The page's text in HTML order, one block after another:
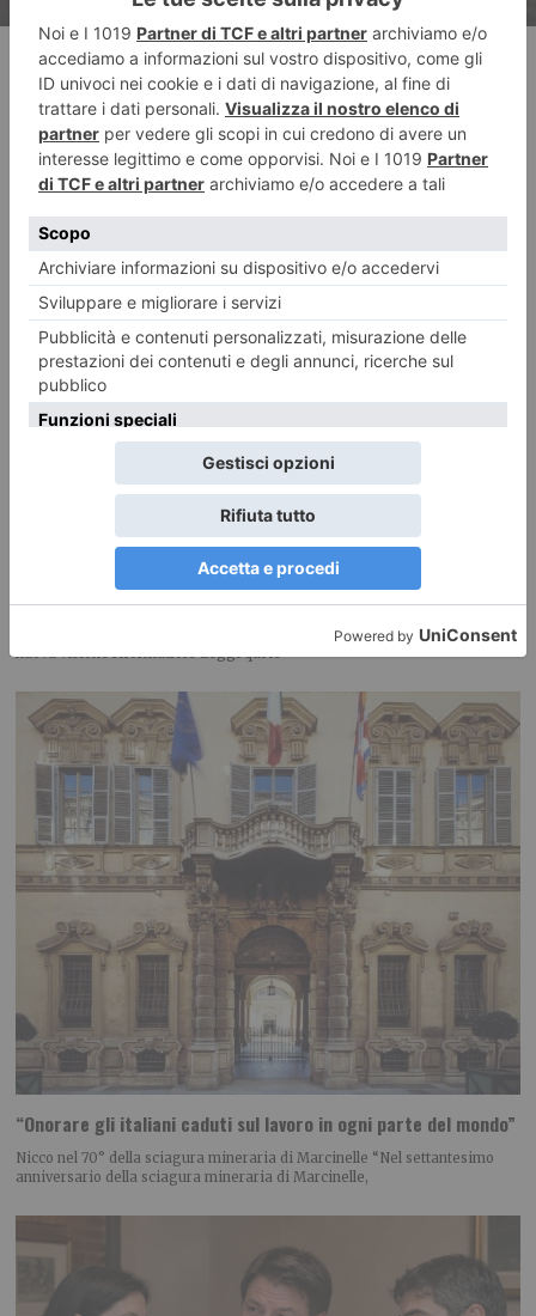
RECENTI:
Centro? No, grazie: serve una nuova visione riformatrice
POLITICA Leggi l’articolo su L’identità: Centro? No, grazie: serve una
nuova visione riformatrice Leggi qui le
“Onorare gli italiani caduti sul lavoro in ogni parte del mondo”
Nicco nel 70° della sciagura mineraria di Marcinelle “Nel settantesimo
anniversario della sciagura mineraria di Marcinelle,